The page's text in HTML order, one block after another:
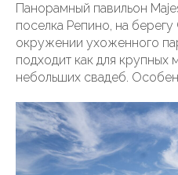
Панорамный павильон
поселка Репино, на
окружении ухоженного
подходит как для крупных
небольших свадеб.